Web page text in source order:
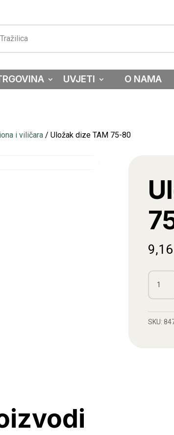
UVJETI O NAMA
i viličara / Uložak dize TAM 75-80
9,16
Uložak
dize
75-
SKU: